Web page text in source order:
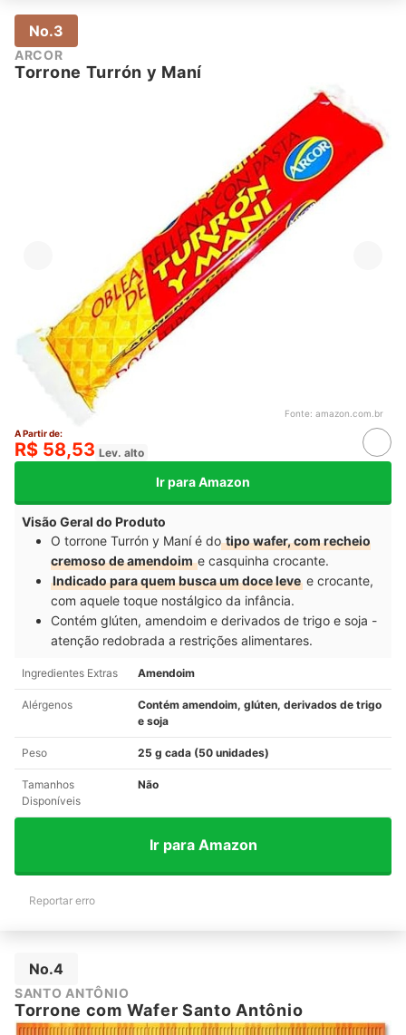
No.3
ARCOR
Torrone Turrón y Maní
Fonte: amazon.com.br
A Partir de:
R$ 58,53 Lev. alto
Ir para Amazon
Visão Geral do Produto
O torrone Turrón y Maní é dotipo wafer, com recheio
cremoso de amendoime casquinha crocante.
Indicado para quem busca um doce leve e crocante,
com aquele toque nostálgico da infância.
Contém glúten, amendoim e derivados de trigo e soja -
atenção redobrada a restrições alimentares.
Ingredientes Extras Amendoim
Alérgenos
Contém amendoim, glúten, derivados de trigo
e soja
Peso 25 g cada (50 unidades)
Tamanhos
Disponíveis
Não
Ir para Amazon
Reportar erro
No.4
‎SANTO ANTÔNIO
Torrone com Wafer Santo Antônio